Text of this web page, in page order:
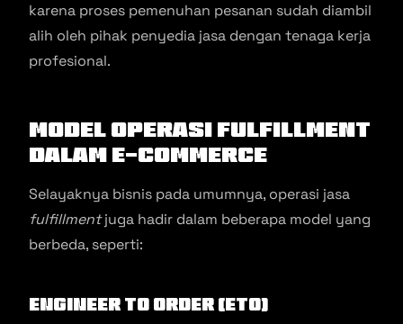
karena proses pemenuhan pesanan sudah diambil
alih oleh pihak penyedia jasa dengan tenaga kerja
profesional.
Model Operasi Fulfillment
dalam E-Commerce
Selayaknya bisnis pada umumnya, operasi jasa
fulfillmentjuga hadir dalam beberapa model yang
berbeda, seperti:
Engineer To Order (ETO)